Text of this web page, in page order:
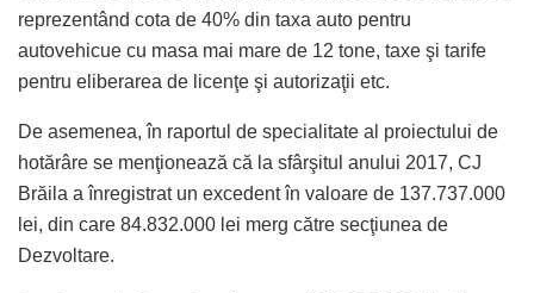
reprezentând cota de 40% din taxa auto pentru
autovehicue cu masa mai mare de 12 tone, taxe şi tarife
pentru eliberarea de licenţe şi autorizaţii etc.
De asemenea, în raportul de specialitate al proiectului de
hotărâre se menţionează că la sfârşitul anului 2017, CJ
Brăila a înregistrat un excedent în valoare de 137.737.000
lei, din care 84.832.000 lei merg către secţiunea de
Dezvoltare.